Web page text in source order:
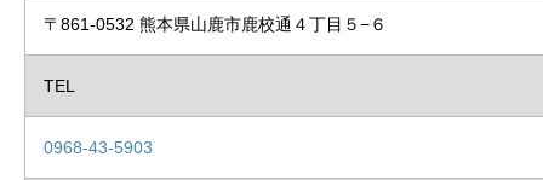
〒861-0532 熊本県山鹿市鹿校通４丁目５−６
TEL
0968-43-5903